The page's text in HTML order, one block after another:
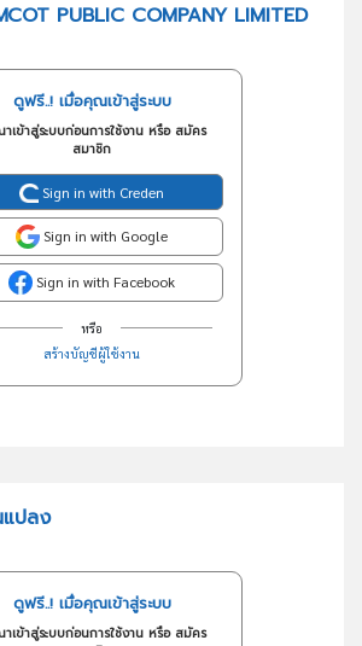
PUBLIC COMPANY LIMITED
ดูฟรี..! เมื่อคุณเข้าสู่ระบบ
เข้าสู่ระบบก่อนการใช้งาน หรือ สมัคร
สมาชิก
Sign in with Creden
Sign in with Google
Sign in with Facebook
หรือ
สร้างบัญชีผู้ใช้งาน
แปลง
ดูฟรี..! เมื่อคุณเข้าสู่ระบบ
เข้าสู่ระบบก่อนการใช้งาน หรือ สมัคร